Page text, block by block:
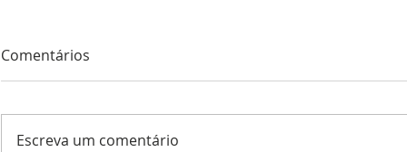
Comentários
Escreva um comentário